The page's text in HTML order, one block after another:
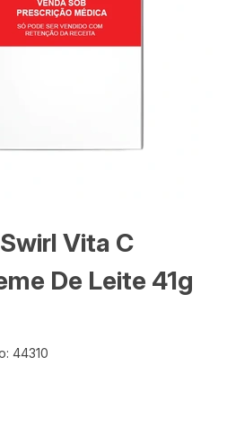
Vita C
De Leite 41g
44310